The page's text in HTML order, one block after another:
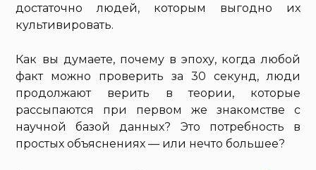
достаточно людей, которым выгодно их
культивировать.
Как вы думаете, почему в эпоху, когда любой
факт можно проверить за 30 секунд, люди
продолжают верить в теории, которые
рассыпаются при первом же знакомстве с
научной базой данных? Это потребность в
простых объяснениях — или нечто большее?